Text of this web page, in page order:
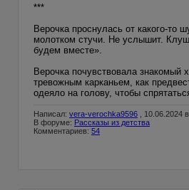
***
Верочка проснулась от какого-
молотком стучи. Не услышит.
будем вместе».
Верочка почувствовала знакомый
тревожным карканьем, как
одеяло на голову, чтобы
Написал: vera-verochka9596 , 10.06.2024
В форуме: Рассказы из детства
Комментариев: 54